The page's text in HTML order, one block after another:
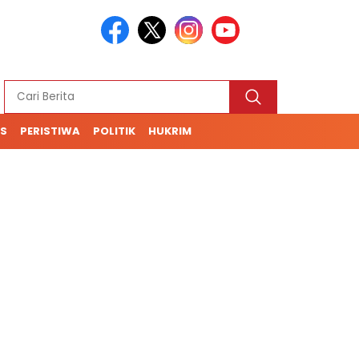
PERISTIWA POLITIK HUKRIM